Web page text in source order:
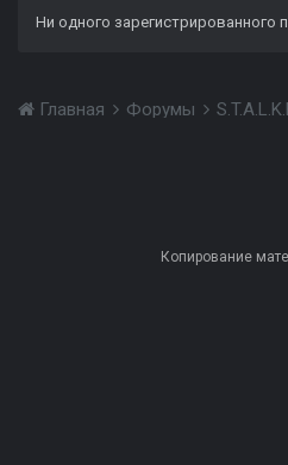
Ни одного зарегистрированного
Главная Форумы
Копирование